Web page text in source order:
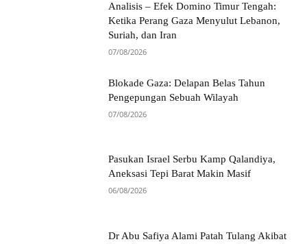
Analisis – Efek Domino Timur Tengah:
Ketika Perang Gaza Menyulut Lebanon,
Suriah, dan Iran
07/08/2026
Blokade Gaza: Delapan Belas Tahun
Pengepungan Sebuah Wilayah
07/08/2026
Pasukan Israel Serbu Kamp Qalandiya,
Aneksasi Tepi Barat Makin Masif
06/08/2026
Dr Abu Safiya Alami Patah Tulang Akibat